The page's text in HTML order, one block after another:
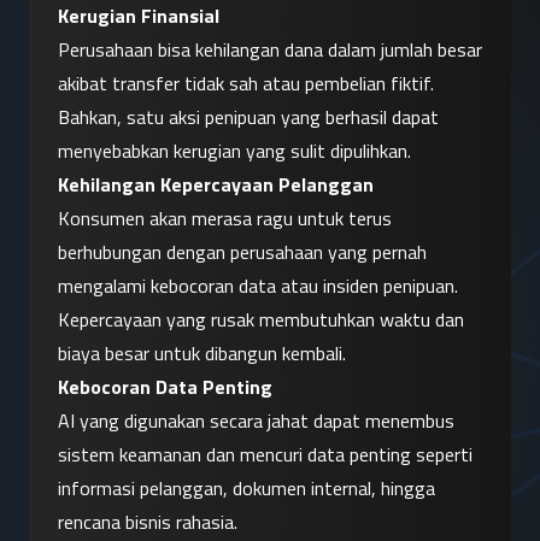
Kerugian Finansial
Perusahaan bisa kehilangan dana dalam jumlah besar
akibat transfer tidak sah atau pembelian fiktif.
Bahkan, satu aksi penipuan yang berhasil dapat
menyebabkan kerugian yang sulit dipulihkan.
Kehilangan Kepercayaan Pelanggan
Konsumen akan merasa ragu untuk terus
berhubungan dengan perusahaan yang pernah
mengalami kebocoran data atau insiden penipuan.
Kepercayaan yang rusak membutuhkan waktu dan
biaya besar untuk dibangun kembali.
Kebocoran Data Penting
AI yang digunakan secara jahat dapat menembus
sistem keamanan dan mencuri data penting seperti
informasi pelanggan, dokumen internal, hingga
rencana bisnis rahasia.